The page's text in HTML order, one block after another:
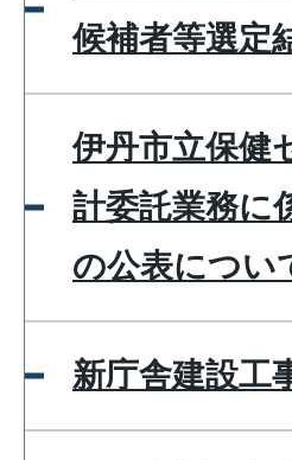
候補者等選定
伊丹市立保健
計委託業務に
の公表につい
新庁舎建設工